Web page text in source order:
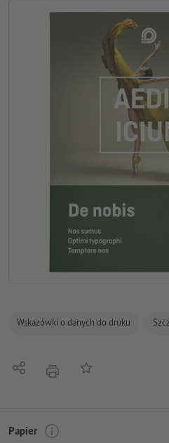
Wskazówki o danych do druku
UdostępnijNacisnąćDo listy
Papier